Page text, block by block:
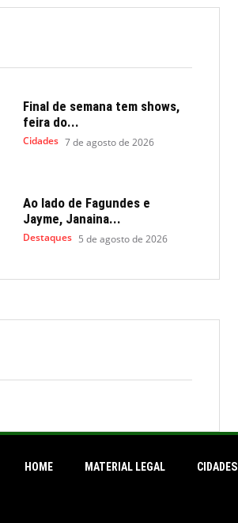
Final de semana tem shows,
feira do...
Cidades 7 de agosto de 2026
Ao lado de Fagundes e
Jayme, Janaina...
Destaques 5 de agosto de 2026
HOME MATERIAL LEGAL CIDADES